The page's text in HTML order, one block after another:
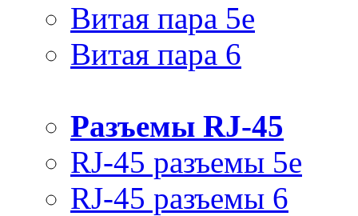
Витая пара 5e
Витая пара 6
Разъемы RJ-45
RJ-45 разъемы 5e
RJ-45 разъемы 6